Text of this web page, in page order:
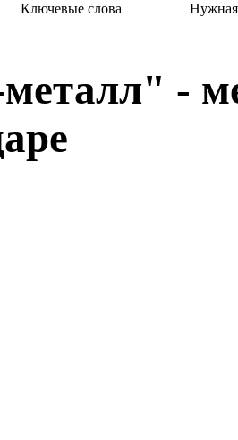
Ключевые слова Нужная
-